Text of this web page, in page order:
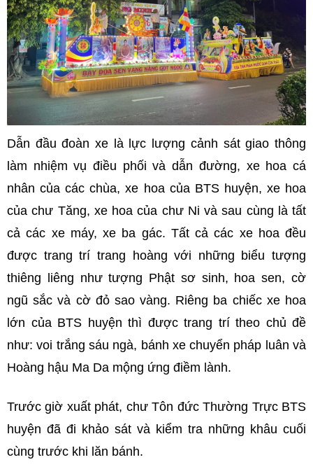
Dẫn đầu đoàn xe là lực lượng cảnh sát giao thông
làm nhiệm vụ điều phối và dẫn đường, xe hoa cá
nhân của các chùa, xe hoa của BTS huyện, xe hoa
của chư Tăng, xe hoa của chư Ni và sau cùng là tất
cả các xe máy, xe ba gác. Tất cả các xe hoa đều
được trang trí trang hoàng với những biểu tượng
thiêng liêng như tượng Phật sơ sinh, hoa sen, cờ
ngũ sắc và cờ đỏ sao vàng. Riêng ba chiếc xe hoa
lớn của BTS huyện thì được trang trí theo chủ đề
như: voi trắng sáu ngà, bánh xe chuyển pháp luân và
Hoàng hậu Ma Da mộng ứng điềm lành.
Trước giờ xuất phát, chư Tôn đức Thường Trực BTS
huyện đã đi khảo sát và kiểm tra những khâu cuối
cùng trước khi lăn bánh.